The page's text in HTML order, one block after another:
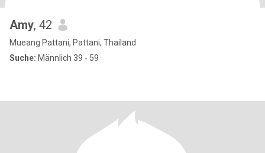
Amy, 42
Mueang Pattani, Pattani, Thailand
Suche: Männlich 39 - 59